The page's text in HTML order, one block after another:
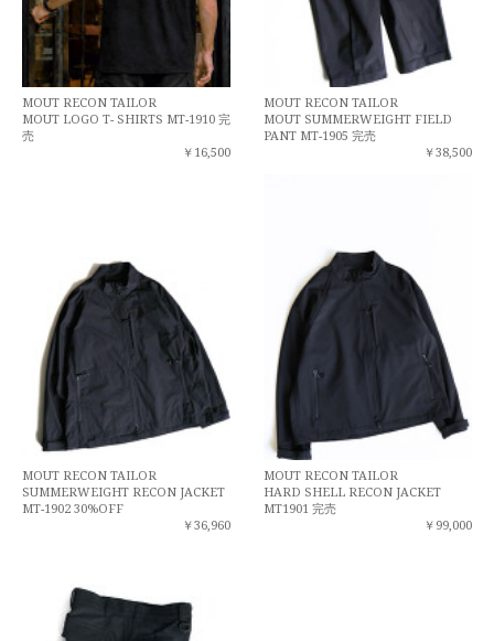
MOUT RECON TAILOR
MOUT LOGO T- SHIRTS MT-1910 完
売
￥16,500
MOUT RECON TAILOR
MOUT SUMMERWEIGHT FIELD
PANT MT-1905 完売
￥38,500
MOUT RECON TAILOR
SUMMERWEIGHT RECON JACKET
MT-1902 30%OFF
￥36,960
MOUT RECON TAILOR
HARD SHELL RECON JACKET
MT1901 完売
￥99,000